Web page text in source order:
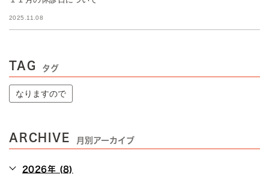
2025.11.08
TAG タグ
なりますので
ARCHIVE 月別アーカイブ
2026年 (8)